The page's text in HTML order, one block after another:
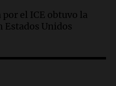
la servilleta que
Barcelona
el ICE obtuvo la
Estados Unidos